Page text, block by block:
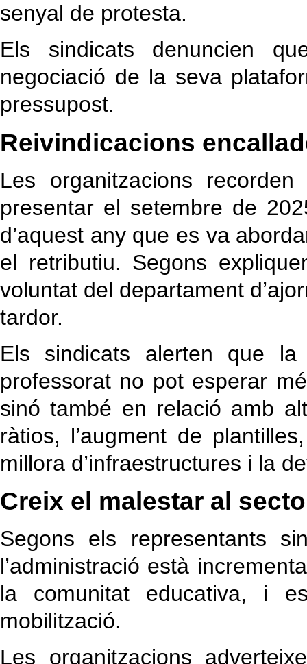
senyal de protesta.
Els sindicats denuncien
negociació de la seva
pressupost.
Reivindicacions
Les organitzacions
presentar el setembre de
d’aquest any que es va
el retributiu. Segons
voluntat del departament
tardor.
Els sindicats alerten que
professorat no pot esperar
sinó també en relació amb
ràtios, l’augment de
millora d’infraestructures i la
Creix el malestar al
Segons els representants
l’administració està
la comunitat educativa, i
mobilització.
Les organitzacions